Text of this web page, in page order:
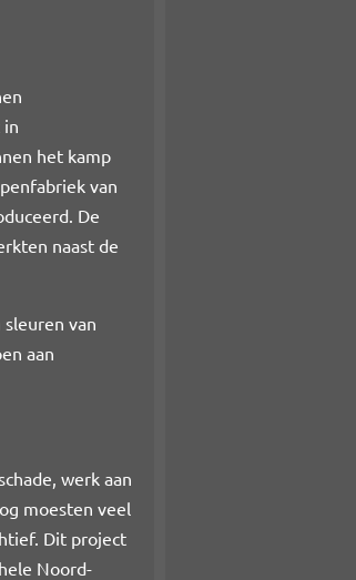
in
het kamp
van
De
naast de
van
aan
werk aan
moesten veel
Dit project
Noord-